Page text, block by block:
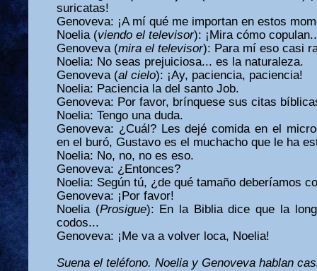
suricatas!
Genoveva: ¡A mí qué me importan en estos
Noelia (viendo el televisor): ¡Mira cómo
Genoveva (mira el televisor): Para mí eso casi
Noelia: No seas prejuiciosa... es la naturaleza.
Genoveva (al cielo): ¡Ay, paciencia, paciencia!
Noelia: Paciencia la del santo Job.
Genoveva: Por favor, brínquese sus citas
Noelia: Tengo una duda.
Genoveva: ¿Cuál? Les dejé comida en el
en el buró, Gustavo es el muchacho que le ha
Noelia: No, no, no es eso.
Genoveva: ¿Entonces?
Noelia: Según tú, ¿de qué tamaño deberíamos
Genoveva: ¡Por favor!
Noelia (Prosigue): En la Biblia dice que la
codos...
Genoveva: ¡Me va a volver loca, Noelia!
Suena el teléfono. Noelia y Genoveva hablan